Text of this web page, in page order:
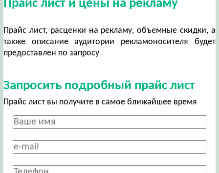
Прайс лист и цены на рекламу
Прайс лист, расценки на рекламу, объемные скидки, а
также описание аудитории рекламоносителя будет
предоставлен по запросу
Запросить подробный прайс лист
Прайс лист вы получите в самое ближайшее время